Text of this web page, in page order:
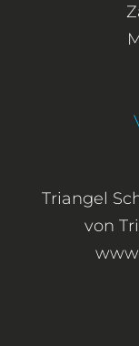
Triangel
von